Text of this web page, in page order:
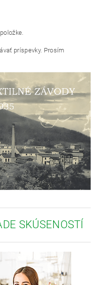
príspevky. Prosím
SKÚSENOSTÍ